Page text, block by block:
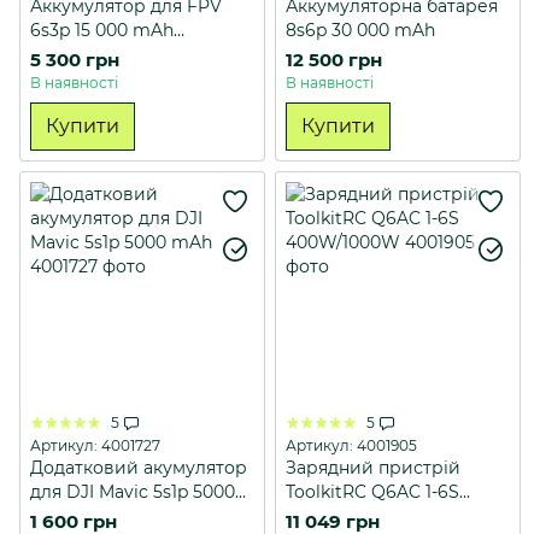
Аккумулятор для FPV
6s3p 15 000 mAh
BattleBorn
5 300 грн
В наявності
Купити
Аккумуляторна батарея
8s6p 30 000 mAh
12 500 грн
В наявності
Купити
5
Артикул: 4001727
Додатковий акумулятор
для DJI Mavic 5s1p 5000
mAh
1 600 грн
5
Артикул: 4001905
Зарядний пристрій
ToolkitRC Q6AC 1-6S
400W/1000W
11 049 грн